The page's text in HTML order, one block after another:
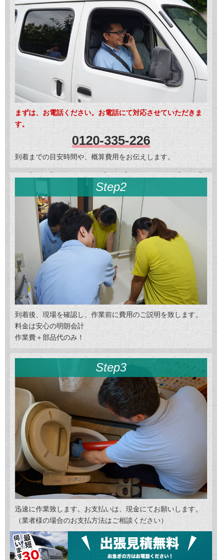
まずは、お電話ください。お電話にて対応させていただきま
す。
0120-335-226
到着までの目安時間や、概算費用をお伝えします。
Step2
到着後、現場を確認し、作業前に費用のご説明を致します。
料金は安心の明朗会計
作業費＋部品代のみ！
Step3
迅速に作業致します。お支払いは、現金にてお願いします。
（業者様の場合のお支払方法はご相談ください）